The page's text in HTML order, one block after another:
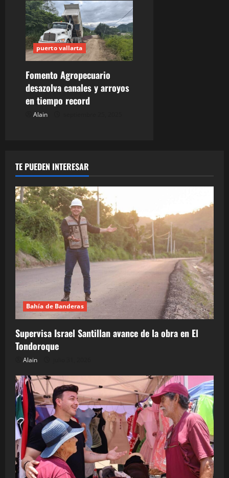
puerto vallarta
Fomento Agropecuario
desazolva canales y arroyos
en tiempo record
Alain
TE PUEDEN INTERESAR
Bahía de Banderas
Supervisa Israel Santillan avance de la obra en El
Tondoroque
Alain